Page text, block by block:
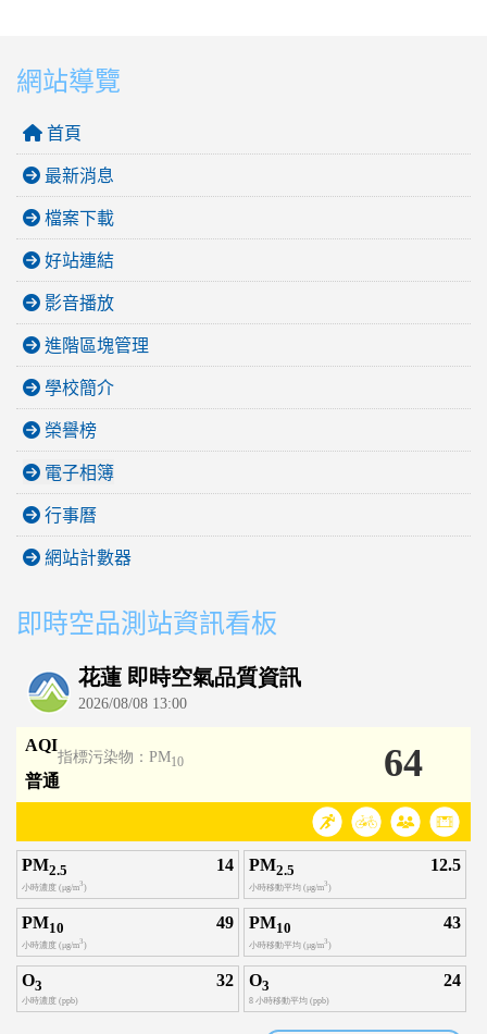
網站導覽
首頁
最新消息
檔案下載
好站連結
影音播放
進階區塊管理
學校簡介
榮譽榜
電子相簿
行事曆
網站計數器
即時空品測站資訊看板